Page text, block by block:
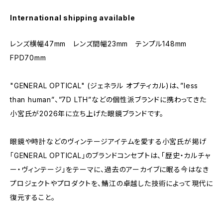
International shipping available
レンズ横幅47mm レンズ間幅23mm テンプル148mm
FPD70mm
"GENERAL OPTICAL" (ジェネラル オプティカル)は、”less
than human”、”7D LTH”などの個性派ブランドに携わってきた
小宮氏が2026年に立ち上げた眼鏡ブランドです。
眼鏡や時計などのヴィンテージアイテムを愛する小宮氏が掲げ
「GENERAL OPTICAL」のブランドコンセプトは、「歴史・カルチャ
ー・ヴィンテージ」をテーマに、過去のアーカイブに眠る今はなき
プロジェクトやプロダクトを、鯖江の卓越した技術によって現代に
復元すること。